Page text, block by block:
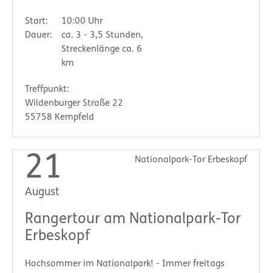
Start:
10:00 Uhr
Dauer:
ca. 3 - 3,5 Stunden,
Streckenlänge ca. 6
km
Treffpunkt:
Wildenburger Straße 22
55758 Kempfeld
21
August
Nationalpark-Tor Erbeskopf
Rangertour am Nationalpark-Tor
Erbeskopf
Hochsommer im Nationalpark! - Immer freitags